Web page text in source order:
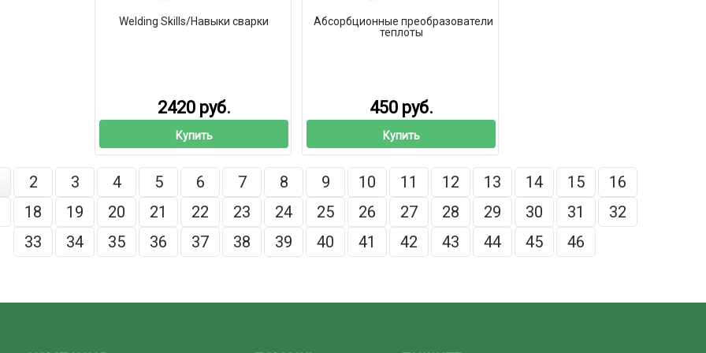
Welding Skills/Навыки сварки
2420 руб.
Купить
Абсорбционные преобразователи
теплоты
450 руб.
Купить
2 3 4 5 6 7 8 9 10 11 12 13 14 15
16
18
19 20 21 22 23 24 25 26 27 28 29 30 31
32
33
34 35 36 37 38 39 40 41 42 43 44 45 46